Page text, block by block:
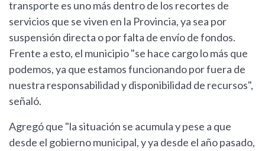
transporte es uno más dentro de los recortes de
servicios que se viven en la Provincia, ya sea por
suspensión directa o por falta de envío de fondos.
Frente a esto, el municipio "se hace cargo lo más que
podemos, ya que estamos funcionando por fuera de
nuestra responsabilidad y disponibilidad de recursos",
señaló.
Agregó que "la situación se acumula y pese a que
desde el gobierno municipal, y ya desde el año pasado,